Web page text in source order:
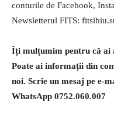
conturile de Facebook,
Newsletterul FITS:
Îți mulțumim pentru că ai
Poate ai informații din
noi. Scrie un mesaj pe e-
WhatsApp 0752.060.007